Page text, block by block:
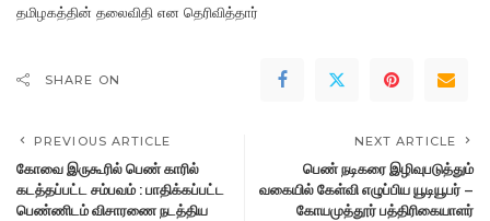
தமிழகத்தின் தலைவிதி என தெரிவித்தார்
SHARE ON
PREVIOUS ARTICLE
கோவை இருகூரில் பெண் காரில்
கடத்தப்பட்ட சம்பவம் : பாதிக்கப்பட்ட
பெண்ணிடம் விசாரணை நடத்திய
NEXT ARTICLE
பெண் நடிகரை இழிவுபடுத்தும்
வகையில் கேள்வி எழுப்பிய யூடியூபர் –
கோயமுத்தூர் பத்திரிகையாளர்